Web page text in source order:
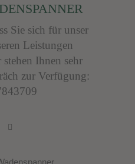
Sie sich für unser
Leistungen
Ihnen sehr
zur Verfügung: